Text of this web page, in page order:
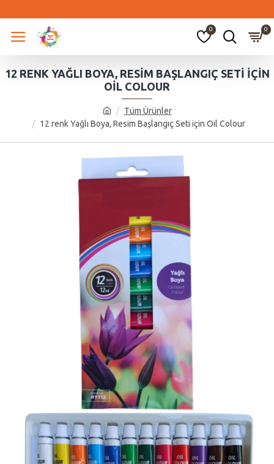
0 0
Tüm Ürünler
12 renk Yağlı Boya, Resim Başlangıç Seti için Oil Colour
12 RENK YAĞLI BOYA, RESIM BAŞLANGIÇ SETI IÇIN
OIL COLOUR